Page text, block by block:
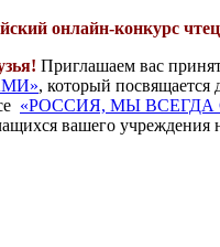
онлайн-конкурс
Приглашаем вас
, который
«РОССИЯ, МЫ ВСЕГДА
вашего учреждения